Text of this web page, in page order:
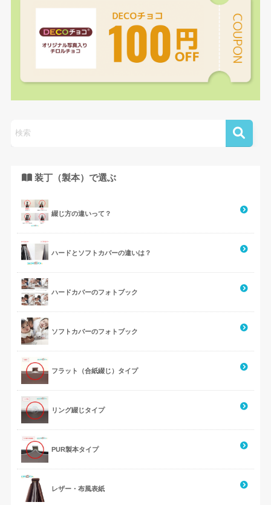
装丁（製本）で選ぶ
綴じ方の違いって？
ハードとソフトカバーの違いは？
ハードカバーのフォトブック
ソフトカバーのフォトブック
フラット（合紙綴じ）タイプ
リング綴じタイプ
PUR製本タイプ
レザー・布風表紙